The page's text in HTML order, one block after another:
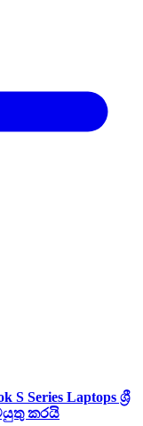
Series Laptops ශ්‍රී
කරයි